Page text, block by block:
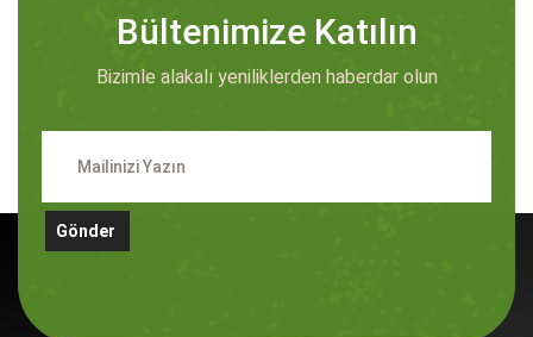
Bültenimize Katılın
Bizimle alakalı yeniliklerden haberdar olun
Gönder